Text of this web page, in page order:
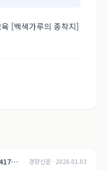
[백색가루의 종착지]
경향신문 · 2026.01.03